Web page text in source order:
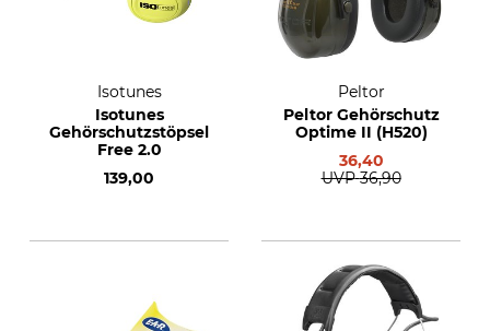
Isotunes
Isotunes
Gehörschutzstöpsel
Free 2.0
139,00
Peltor
Peltor Gehörschutz
Optime II (H520)
36,40
UVP 36,90